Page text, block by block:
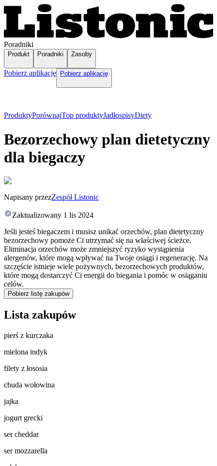
Poradniki
Produkt Poradniki Zasoby
Pobierz aplikację Pobierz aplikację
ProduktyPorównajTop produktyJadłospisyDiety
Bezorzechowy plan dietetyczny
dla biegaczy
Napisany przezZespół Listonic
Zaktualizowany 1 lis 2024
Jeśli jesteś biegaczem i musisz unikać orzechów, plan dietetyczny
bezorzechowy pomoże Ci utrzymać się na właściwej ścieżce.
Eliminacja orzechów może zmniejszyć ryzyko wystąpienia
alergenów, które mogą wpływać na Twoje osiągi i regenerację. Na
szczęście istnieje wiele pożywnych, bezorzechowych produktów,
które mogą dostarczyć Ci energii do biegania i pomóc w osiąganiu
celów.
Pobierz listę zakupów
Lista zakupów
pierś z kurczaka
mielona indyk
filety z łososia
chuda wołowina
jajka
jogurt grecki
ser cheddar
ser mozzarella